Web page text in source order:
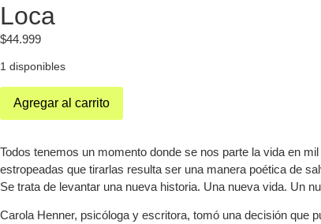
Loca
$44.999
1 disponibles
Agregar al carrito
Todos tenemos un momento donde se nos parte la vida en
estropeadas que tirarlas resulta ser una manera poética de
Se trata de levantar una nueva historia. Una nueva vida. Un
Carola Henner, psicóloga y escritora, tomó una decisión que